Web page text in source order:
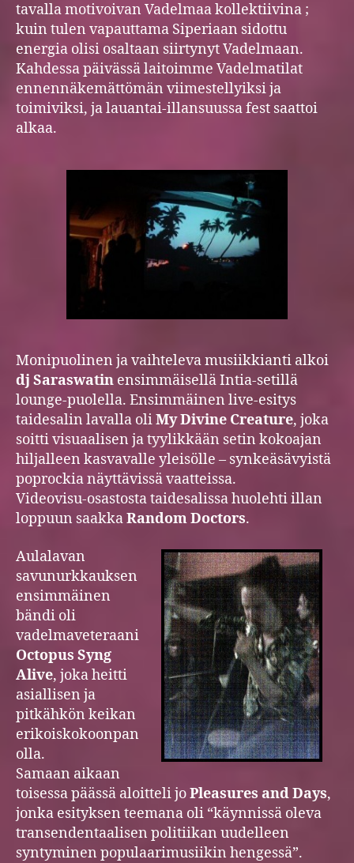
tavalla motivoivan Vadelmaa kollektiivina ;
kuin tulen vapauttama Siperiaan sidottu
energia olisi osaltaan siirtynyt Vadelmaan.
Kahdessa päivässä laitoimme Vadelmatilat
ennennäkemättömän viimestellyiksi ja
toimiviksi, ja lauantai-illansuussa fest saattoi
alkaa.
Monipuolinen ja vaihteleva musiikkianti alkoi
dj Saraswatin ensimmäisellä Intia-setillä
lounge-puolella. Ensimmäinen live-esitys
taidesalin lavalla oliMy Divine Creature, joka
soitti visuaalisen ja tyylikkään setin kokoajan
hiljalleen kasvavalle yleisölle – synkeäsävyistä
poprockia näyttävissä vaatteissa.
Videovisu-osastosta taidesalissa huolehti illan
loppuun saakkaRandom Doctors.
Aulalavan
savunurkkauksen
ensimmäinen
bändi oli
vadelmaveteraani
Octopus Syng
Alive, joka heitti
asiallisen ja
pitkähkön keikan
erikoiskokoonpan
olla.
Samaan aikaan
toisessa päässä aloitteli joPleasures and Days,
jonka esityksen teemana oli “käynnissä oleva
transendentaalisen politiikan uudelleen
syntyminen populaarimusiikin hengessä”.